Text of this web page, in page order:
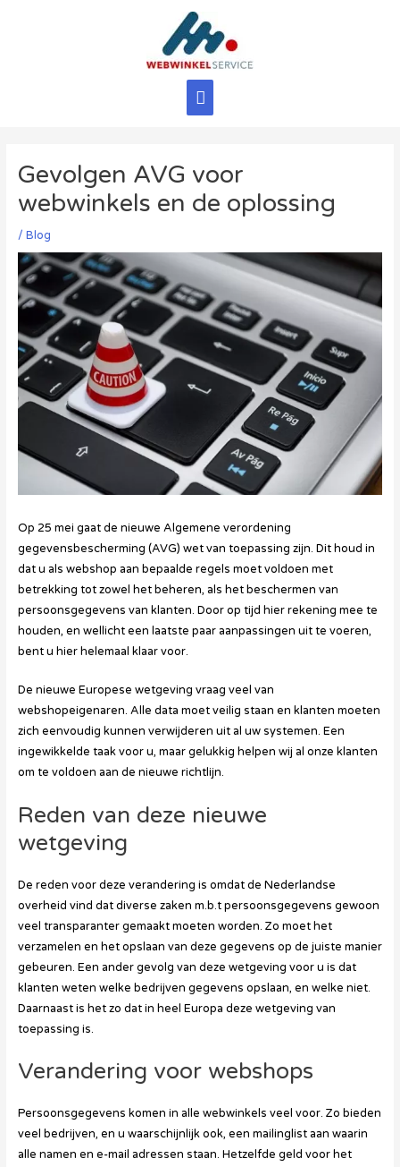
Hoofdmenu
Gevolgen AVG voor
webwinkels en de oplossing
/ Blog
Op 25 mei gaat de nieuwe Algemene verordening
gegevensbescherming (AVG) wet van toepassing zijn. Dit houd in
dat u als webshop aan bepaalde regels moet voldoen met
betrekking tot zowel het beheren, als het beschermen van
persoonsgegevens van klanten. Door op tijd hier rekening mee te
houden, en wellicht een laatste paar aanpassingen uit te voeren,
bent u hier helemaal klaar voor.
De nieuwe Europese wetgeving vraag veel van
webshopeigenaren. Alle data moet veilig staan en klanten moeten
zich eenvoudig kunnen verwijderen uit al uw systemen. Een
ingewikkelde taak voor u, maar gelukkig helpen wij al onze klanten
om te voldoen aan de nieuwe richtlijn.
Reden van deze nieuwe
wetgeving
De reden voor deze verandering is omdat de Nederlandse
overheid vind dat diverse zaken m.b.t persoonsgegevens gewoon
veel transparanter gemaakt moeten worden. Zo moet het
verzamelen en het opslaan van deze gegevens op de juiste manier
gebeuren. Een ander gevolg van deze wetgeving voor u is dat
klanten weten welke bedrijven gegevens opslaan, en welke niet.
Daarnaast is het zo dat in heel Europa deze wetgeving van
toepassing is.
Verandering voor webshops
Persoonsgegevens komen in alle webwinkels veel voor. Zo bieden
veel bedrijven, en u waarschijnlijk ook, een mailinglist aan waarin
alle namen en e-mail adressen staan. Hetzelfde geld voor het